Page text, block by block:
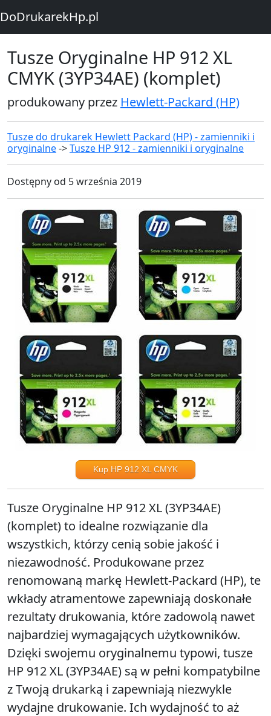
DoDrukarekHp.pl
Tusze Oryginalne HP 912 XL
CMYK (3YP34AE) (komplet)
produkowany przez Hewlett-Packard (HP)
Tusze do drukarek Hewlett Packard (HP) - zamienniki i
oryginalne->Tusze HP 912 - zamienniki i oryginalne
Dostępny od 5 września 2019
Kup HP 912 XL CMYK
Tusze Oryginalne HP 912 XL (3YP34AE)
(komplet) to idealne rozwiązanie dla
wszystkich, którzy cenią sobie jakość i
niezawodność. Produkowane przez
renomowaną markę Hewlett-Packard (HP), te
wkłady atramentowe zapewniają doskonałe
rezultaty drukowania, które zadowolą nawet
najbardziej wymagających użytkowników.
Dzięki swojemu oryginalnemu typowi, tusze
HP 912 XL (3YP34AE) są w pełni kompatybilne
z Twoją drukarką i zapewniają niezwykle
wydajne drukowanie. Ich wydajność to aż